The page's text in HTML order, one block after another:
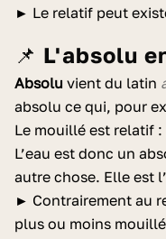
► Le relatif peut
📌 L'absolu
Absolu vient du latin
absolu ce qui, pour
Le mouillé est relatif
L’eau est donc un
autre chose. Elle est
► Contrairement au
plus ou moins